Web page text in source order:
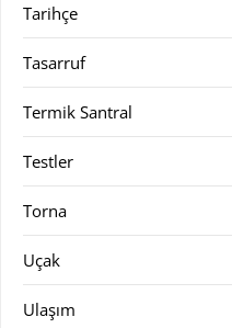
Tarihçe
Tasarruf
Termik Santral
Testler
Torna
Uçak
Ulaşım